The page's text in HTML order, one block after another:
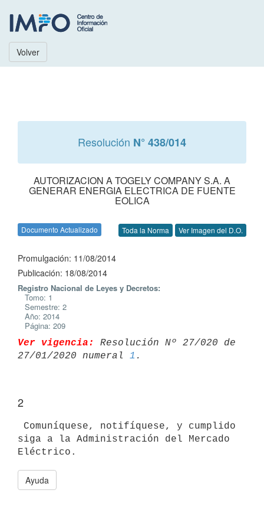
Volver
Resolución N° 438/014
AUTORIZACION A TOGELY COMPANY S.A. A
GENERAR ENERGIA ELECTRICA DE FUENTE
EOLICA
Documento Actualizado Toda la Norma Ver Imagen del D.O.
Promulgación: 11/08/2014
Publicación: 18/08/2014
Registro Nacional de Leyes y Decretos:
Tomo: 1
Semestre: 2
Año: 2014
Página: 209
Ver vigencia:
Resolución Nº 27/020 de
27/01/2020 numeral 1
2
siga a la Administración del Mercado
Ayuda